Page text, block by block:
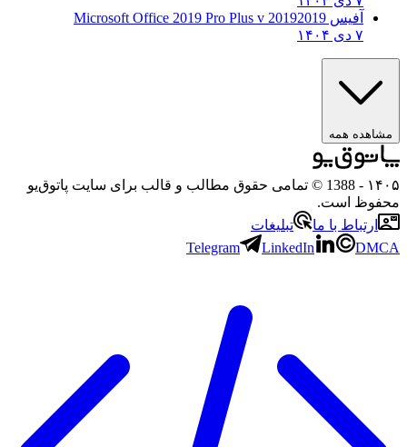
آفیس 2019 2019 Microsoft Office 2019 Pro Plus v
۷ دی ۱۴۰۴
مشاهده همه
۱۴۰۵
- 1388 © تمامی حقوق مطالب و قالب برای سایت پاتوق‌یو
محفوظ است.
ارتباط با ما
تبلیغات
Telegram
LinkedIn DMCA